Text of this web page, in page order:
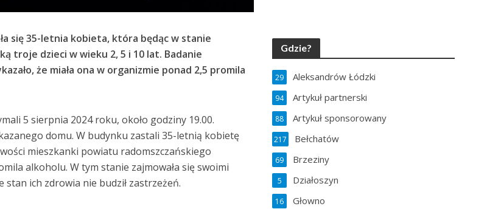
się 35-letnia kobieta, która będąc w stanie
troje dzieci w wieku 2, 5 i 10 lat. Badanie
że miała ona w organizmie ponad 2,5 promila
5 sierpnia 2024 roku, około godziny 19.00.
domu. W budynku zastali 35-letnią kobietę
mieszkanki powiatu radomszczańskiego
alkoholu. W tym stanie zajmowała się swoimi
stan ich zdrowia nie budził zastrzeżeń.
Gdzie?
Aleksandrów Łódzki
29
Artykuł partnerski
94
Artykuł sponsorowany
88
Bełchatów
217
Brzeziny
69
Działoszyn
5
Głowno
16